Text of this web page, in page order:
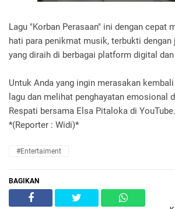
Lagu "Korban Perasaan" ini dengan cepat
hati para penikmat musik, terbukti dengan
yang diraih di berbagai platform digital
Untuk Anda yang ingin merasakan
lagu dan melihat penghayatan emosional
Respati bersama Elsa Pitaloka di YouTube.
*(Reporter : Widi)*
#Entertaiment
BAGIKAN